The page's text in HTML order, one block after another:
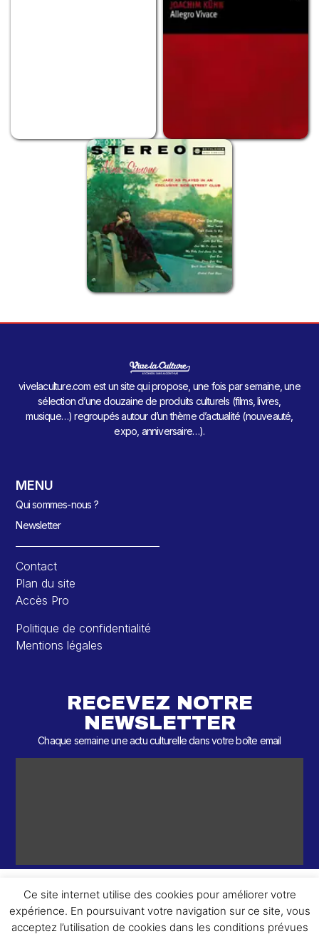
vivelaculture.com est un site qui propose, une fois par semaine, une
sélection d’une douzaine de produits culturels (films, livres,
musique…) regroupés autour d’un thème d’actualité (nouveauté,
expo, anniversaire…).
MENU
Qui sommes-nous ?
Newsletter
Contact
Plan du site
Accès Pro
Politique de confidentialité
Mentions légales
RECEVEZ NOTRE
NEWSLETTER
Chaque semaine une actu culturelle dans votre boîte email
© 2026 – 2 ème Round – Tous droits réservés.
Ce site internet utilise des cookies pour améliorer votre
expérience. En poursuivant votre navigation sur ce site, vous
acceptez l’utilisation de cookies dans les conditions prévues